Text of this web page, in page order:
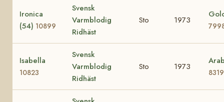
Ironica
(54) 10899
Svensk
Varmblodig
Ridhäst
Sto 1973
Isabella
10823
Svensk
Varmblodig
Ridhäst
Sto 1973
8319